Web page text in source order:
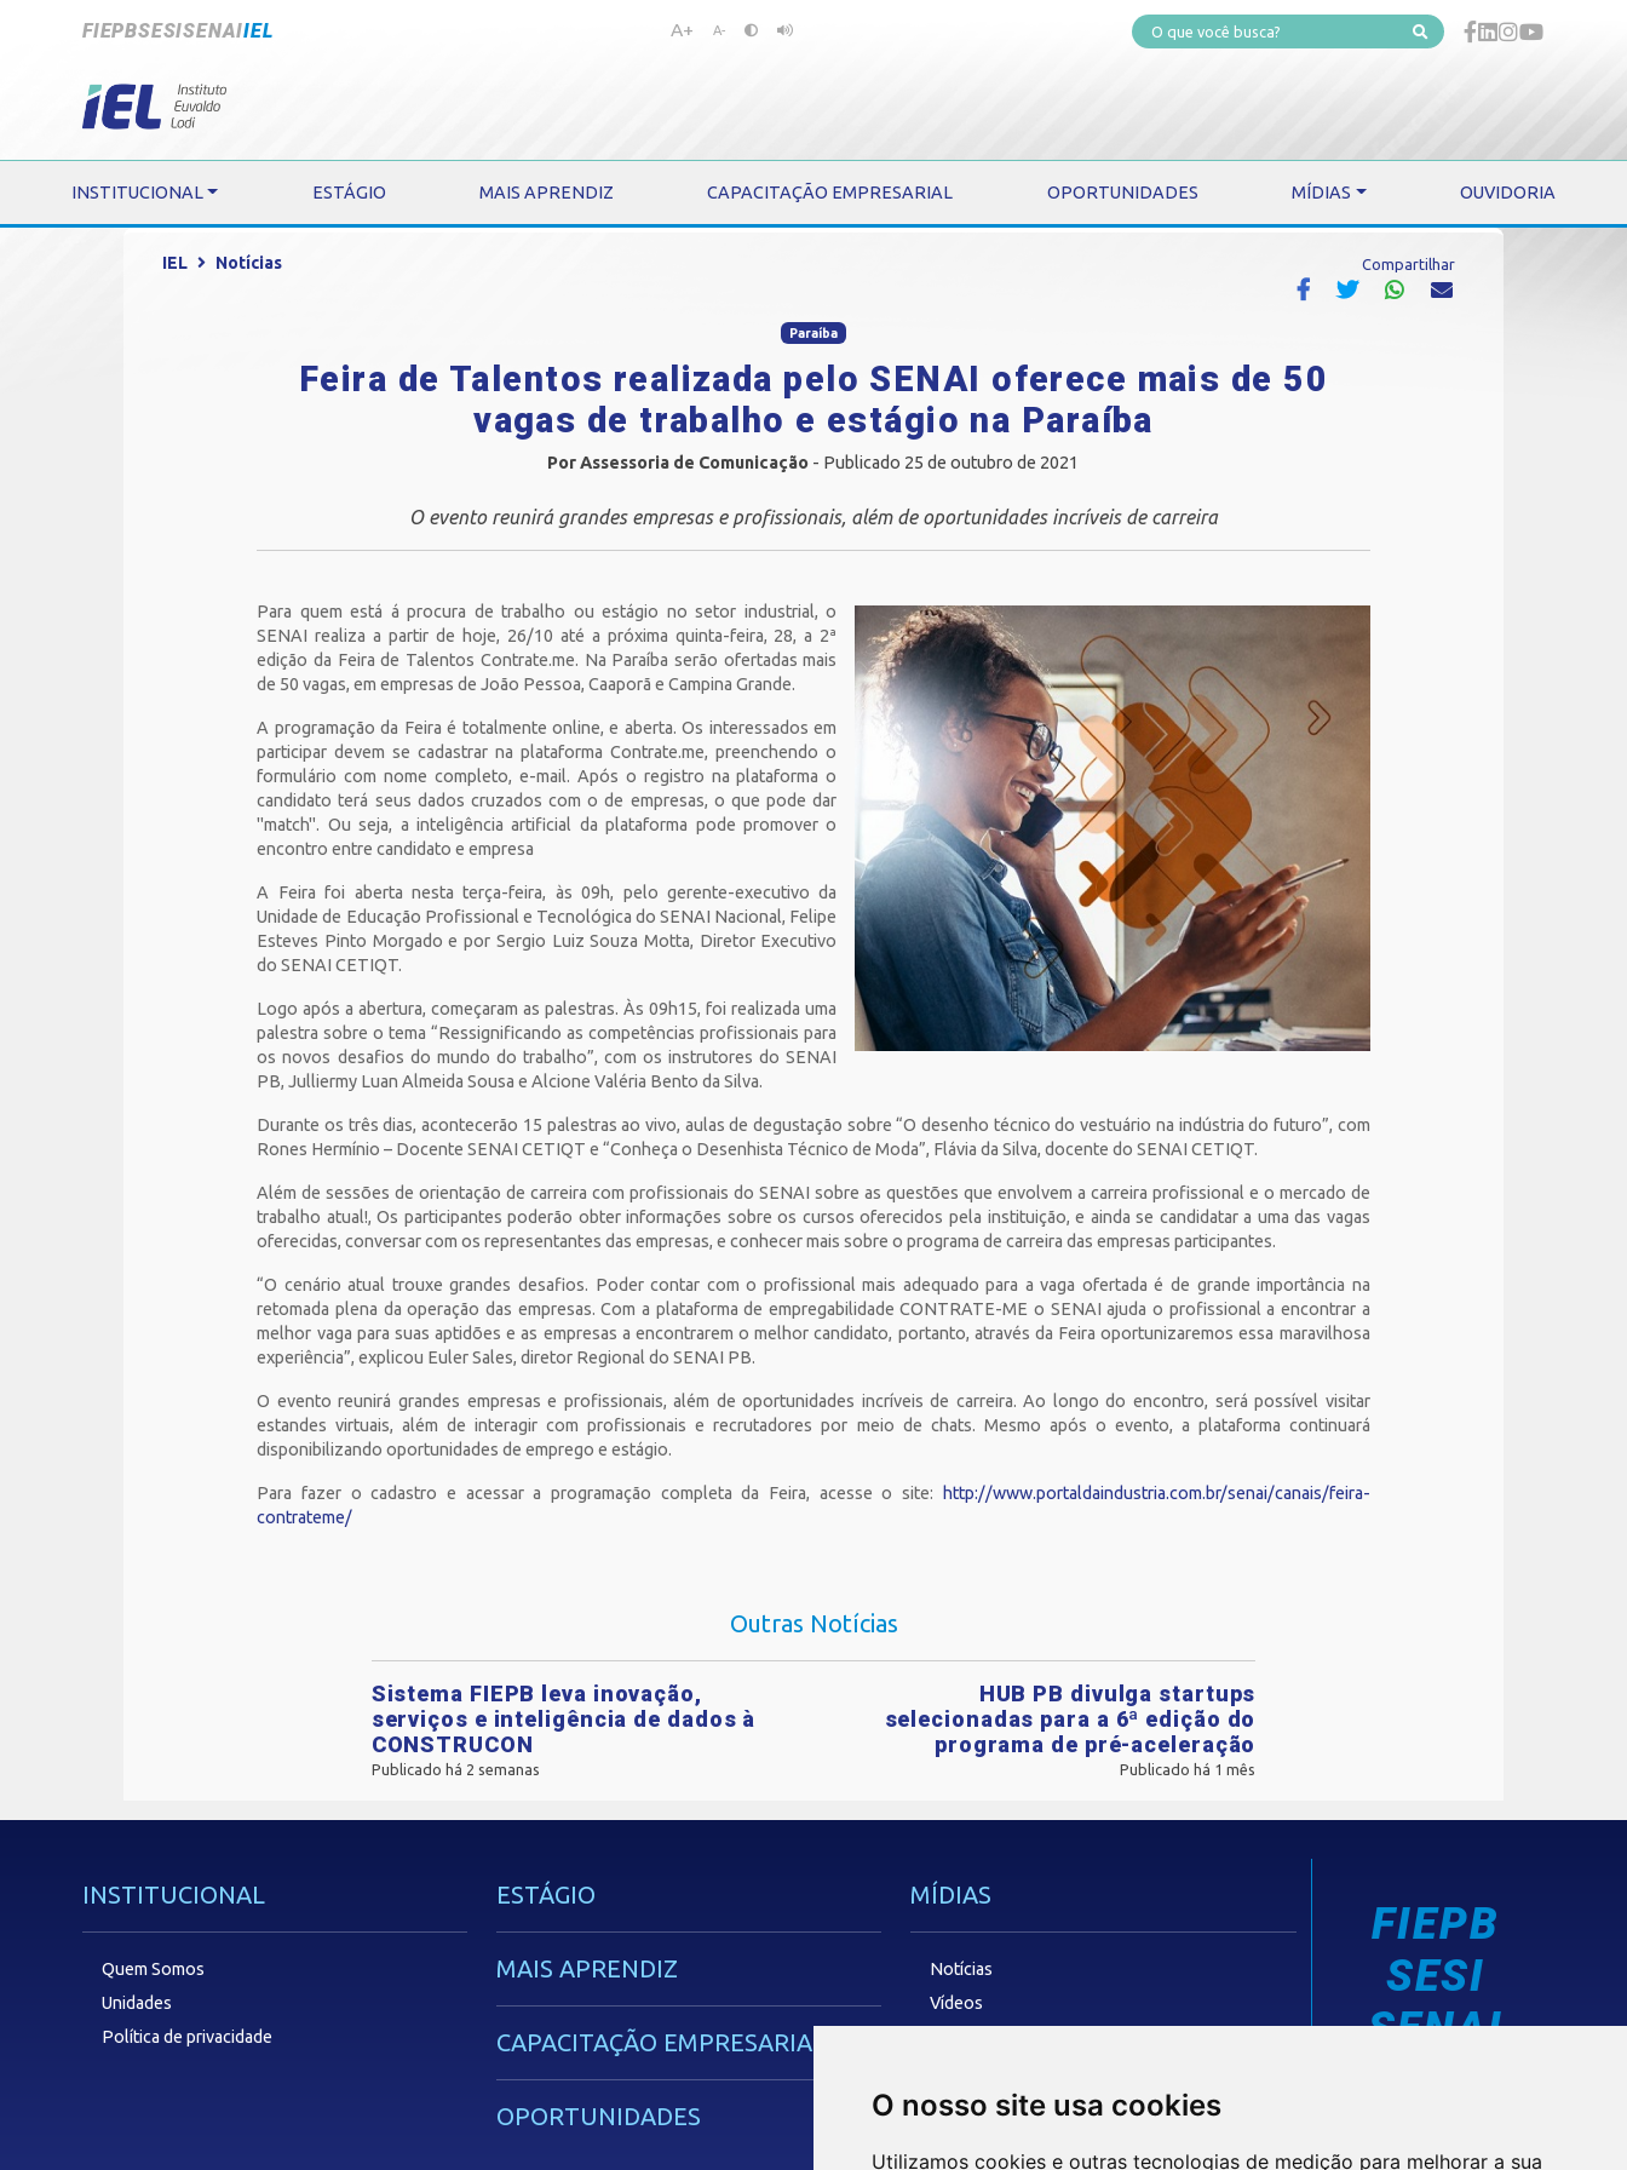
O nosso site usa cookies
Utilizamos cookies e outras tecnologias de medição para melhorar a sua
FIEPBSESISENAIIEL
Pular
Pular
A+ A-
INSTITUCIONAL ESTÁGIO MAIS APRENDIZ CAPACITAÇÃO EMPRESARIAL OPORTUNIDADES MÍDIAS OUVIDORIA
IEL Notícias Compartilhar
Paraíba
Feira de Talentos realizada pelo SENAI oferece mais de 50
vagas de trabalho e estágio na Paraíba
Por Assessoria de Comunicação - Publicado 25 de outubro de 2021
O evento reunirá grandes empresas e profissionais, além de oportunidades incríveis de carreira
Para quem está á procura de trabalho ou estágio no setor industrial, o
SENAI realiza a partir de hoje, 26/10 até a próxima quinta-feira, 28, a 2ª
edição da Feira de Talentos Contrate.me. Na Paraíba serão ofertadas mais
de 50 vagas, em empresas de João Pessoa, Caaporã e Campina Grande.
A programação da Feira é totalmente online, e aberta. Os interessados em
participar devem se cadastrar na plataforma Contrate.me, preenchendo o
formulário com nome completo, e-mail. Após o registro na plataforma o
candidato terá seus dados cruzados com o de empresas, o que pode dar
"match". Ou seja, a inteligência artificial da plataforma pode promover o
encontro entre candidato e empresa
A Feira foi aberta nesta terça-feira, às 09h, pelo gerente-executivo da
Unidade de Educação Profissional e Tecnológica do SENAI Nacional, Felipe
Esteves Pinto Morgado e por Sergio Luiz Souza Motta, Diretor Executivo
do SENAI CETIQT.
Logo após a abertura, começaram as palestras. Às 09h15, foi realizada uma
palestra sobre o tema “Ressignificando as competências profissionais para
os novos desafios do mundo do trabalho”, com os instrutores do SENAI
PB, Julliermy Luan Almeida Sousa e Alcione Valéria Bento da Silva.
Durante os três dias, acontecerão 15 palestras ao vivo, aulas de degustação sobre “O desenho técnico do vestuário na indústria do futuro”, com
Rones Hermínio – Docente SENAI CETIQT e “Conheça o Desenhista Técnico de Moda”, Flávia da Silva, docente do SENAI CETIQT.
Além de sessões de orientação de carreira com profissionais do SENAI sobre as questões que envolvem a carreira profissional e o mercado de
trabalho atual!, Os participantes poderão obter informações sobre os cursos oferecidos pela instituição, e ainda se candidatar a uma das vagas
oferecidas, conversar com os representantes das empresas, e conhecer mais sobre o programa de carreira das empresas participantes.
“O cenário atual trouxe grandes desafios. Poder contar com o profissional mais adequado para a vaga ofertada é de grande importância na
retomada plena da operação das empresas. Com a plataforma de empregabilidade CONTRATE-ME o SENAI ajuda o profissional a encontrar a
melhor vaga para suas aptidões e as empresas a encontrarem o melhor candidato, portanto, através da Feira oportunizaremos essa maravilhosa
experiência”, explicou Euler Sales, diretor Regional do SENAI PB.
O evento reunirá grandes empresas e profissionais, além de oportunidades incríveis de carreira. Ao longo do encontro, será possível visitar
estandes virtuais, além de interagir com profissionais e recrutadores por meio de chats. Mesmo após o evento, a plataforma continuará
disponibilizando oportunidades de emprego e estágio.
Para fazer o cadastro e acessar a programação completa da Feira, acesse o site: http://www.portaldaindustria.com.br/senai/canais/feira-
contrateme/
Outras Notícias
Sistema FIEPB leva inovação,
serviços e inteligência de dados à
CONSTRUCON
Publicado há 2 semanas
HUB PB divulga startups
selecionadas para a 6ª edição do
programa de pré-aceleração
Publicado há 1 mês
INSTITUCIONAL
Quem Somos
Unidades
Política de privacidade
ESTÁGIO
MAIS APRENDIZ
CAPACITAÇÃO EMPRESARIAL
OPORTUNIDADES
MÍDIAS
Notícias
Vídeos
OUVIDORIA
FIEPB
SESI
SENAI